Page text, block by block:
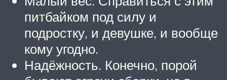
питбайком под силу и
подростку, и девушке, и вообще
кому угодно.
Надёжность. Конечно, порой